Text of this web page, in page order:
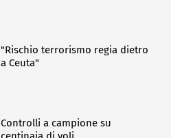
"Rischio terrorismo regia dietro
a Ceuta"
Controlli a campione su